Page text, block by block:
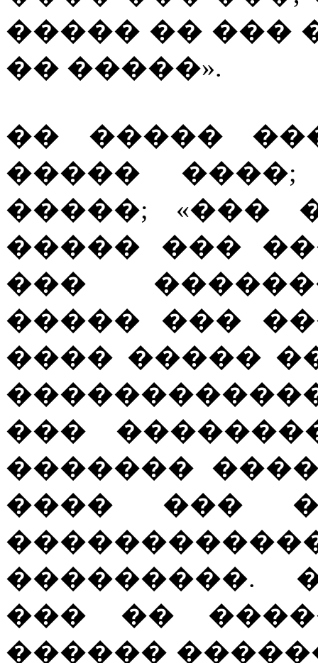
����� �� ���
�� �����».
�� �����
�����
�����; «���
����� ���
���
����� ���
���� �����
���
�������
���� ���
���������.
��� ��
������